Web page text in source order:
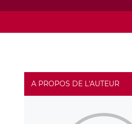
A PROPOS DE L'AUTEUR